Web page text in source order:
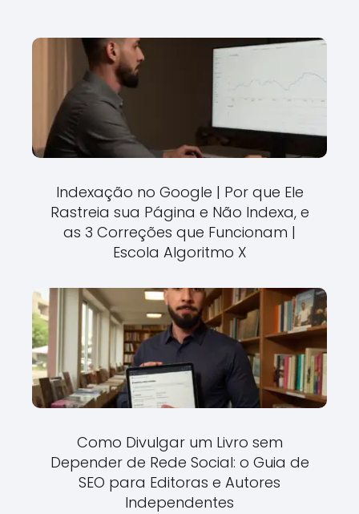
Indexação no Google | Por que Ele
Rastreia sua Página e Não Indexa, e
as 3 Correções que Funcionam |
Escola Algoritmo X
Como Divulgar um Livro sem
Depender de Rede Social: o Guia de
SEO para Editoras e Autores
Independentes